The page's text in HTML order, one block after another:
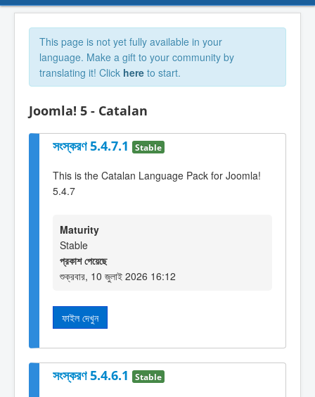
This page is not yet fully available in your
language. Make a gift to your community by
translating it! Click here to start.
Joomla! 5 - Catalan
সংস্করণ 5.4.7.1 Stable
This is the Catalan Language Pack for Joomla!
5.4.7
Maturity
Stable
প্রকাশ পেয়েছে
শুক্রবার, 10 জুলাই 2026 16:12
ফাইল দেখুন
সংস্করণ 5.4.6.1 Stable